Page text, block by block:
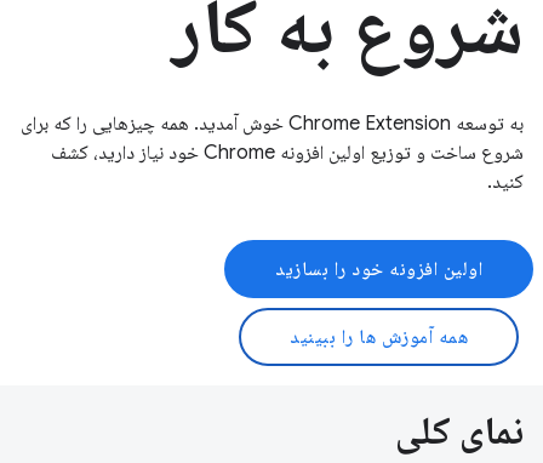
شروع به کار
به توسعه Chrome Extension خوش آمدید. همه چیزهایی را که برای
شروع ساخت و توزیع اولین افزونه Chrome خود نیاز دارید، کشف
کنید.
اولین افزونه خود را بسازید
همه آموزش ها را ببینید
نمای کلی